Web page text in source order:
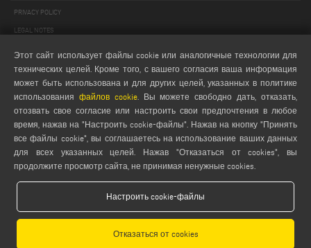
PRIVACY POLICY
LEGAL NOTES
GENERAL TERMS AND CONDITIONS OF SALE
GENERAL TERMS AND CONDITION OF DISTRIBUTION
НАСТРОЙКИ COOKIES
Emmegi S.p.a. - Via Archimede, 10 - 41019 - Limidi di Soliera (MO) - ITALY -
tel +39 059 895411- P.Iva/C.Fisc 01978870366
Capitale Sociale € 2.080.000,00 i.v. - Nr. Identificazione I.V.A. IT 01978870366 - R.I.
Этот сайт использует файлы cookie или аналогичные технологии для
технических целей. Кроме того, с вашего согласия ваша информация
может быть использована и для других целей, указанных в политике
использования файлов cookie. Вы можете свободно дать, отказать,
отозвать свое согласие или настроить свои предпочтения в любое
время, нажав на "Настроить cookie-файлы". Нажав на кнопку "Принять
все файлы cookie", вы соглашаетесь на использование ваших данных
для всех указанных целей. Нажав "Отказаться от cookies", вы
продолжите просмотр сайта, не принимая ненужные cookies.
Настроить cookie-файлы
Отказаться от cookies